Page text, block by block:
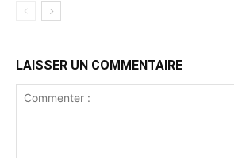
LAISSER UN COMMENTAIRE